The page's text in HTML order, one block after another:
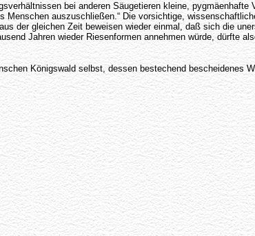
bei anderen Säugetieren kleine, pygmäenhafte
auszuschließen.“ Die vorsichtige,
der gleichen Zeit beweisen wieder einmal, daß sich die
Jahren wieder Riesenformen annehmen würde, dürfte
Königswald selbst, dessen bestechend bescheidenes